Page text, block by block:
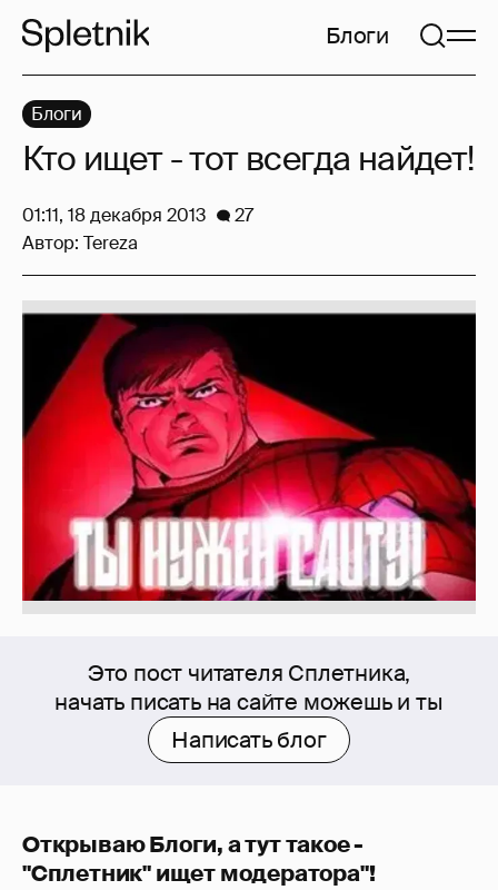
Блоги
Это пост читателя Сплетника,
начать писать на сайте можешь и ты
Написать блог
Открываю Блоги, а тут такое -
"Сплетник" ищет модератора"!
Блоги
Кто ищет - тот всегда найдет!
01:11, 18 декабря 2013
27
Автор: Tereza